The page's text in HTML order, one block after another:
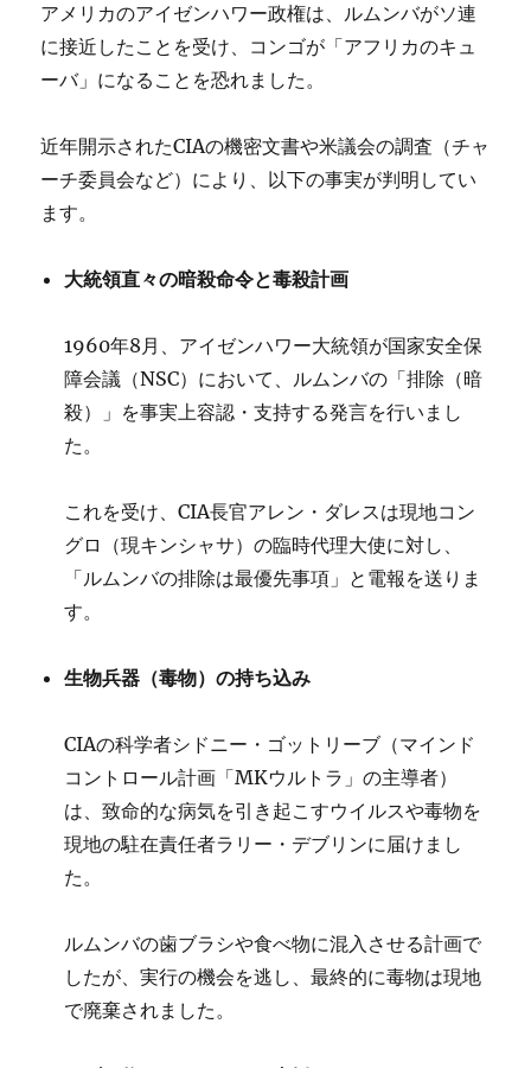
アメリカのアイゼンハワー政権は、ルムンバがソ連
に接近したことを受け、コンゴが「アフリカのキュ
ーバ」になることを恐れました。
近年開示されたCIAの機密文書や米議会の調査（チャ
ーチ委員会など）により、以下の事実が判明してい
ます。
大統領直々の暗殺命令と毒殺計画
1960年8月、アイゼンハワー大統領が国家安全保
障会議（NSC）において、ルムンバの「排除（暗
殺）」を事実上容認・支持する発言を行いまし
た。
これを受け、CIA長官アレン・ダレスは現地コン
グロ（現キンシャサ）の臨時代理大使に対し、
「ルムンバの排除は最優先事項」と電報を送りま
す。
生物兵器（毒物）の持ち込み
CIAの科学者シドニー・ゴットリーブ（マインド
コントロール計画「MKウルトラ」の主導者）
は、致命的な病気を引き起こすウイルスや毒物を
現地の駐在責任者ラリー・デブリンに届けまし
た。
ルムンバの歯ブラシや食べ物に混入させる計画で
したが、実行の機会を逃し、最終的に毒物は現地
で廃棄されました。